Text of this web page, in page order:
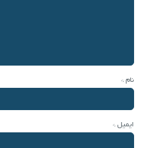
نام *
ایمیل *